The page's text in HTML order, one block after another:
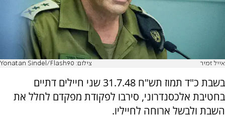
אייל זמיר צילום: Yonatan Sindel/Flash90
בשבת כ"ד תמוז תש"ח 31.7.48 שני חיילים דתיים
בחטיבת אלכסנדרוני, סירבו לפקודת מפקדם לחלל את
השבת ולבשל ארוחה לחייליו.